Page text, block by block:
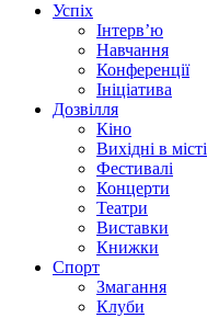
Успіх
Інтерв’ю
Навчання
Конференції
Ініціатива
Дозвілля
Кіно
Вихідні в місті
Фестивалі
Концерти
Театри
Виставки
Книжки
Спорт
Змагання
Клуби